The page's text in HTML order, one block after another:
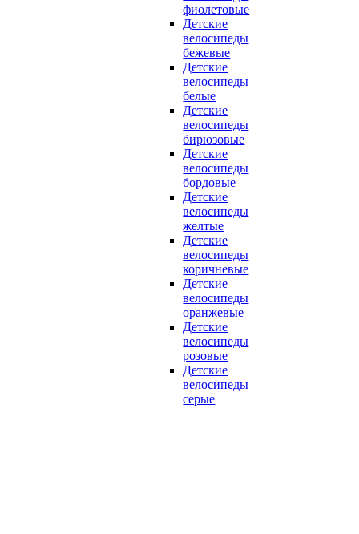
фиолетовые
Детские
велосипеды
бежевые
Детские
велосипеды
белые
Детские
велосипеды
бирюзовые
Детские
велосипеды
бордовые
Детские
велосипеды
желтые
Детские
велосипеды
коричневые
Детские
велосипеды
оранжевые
Детские
велосипеды
розовые
Детские
велосипеды
серые